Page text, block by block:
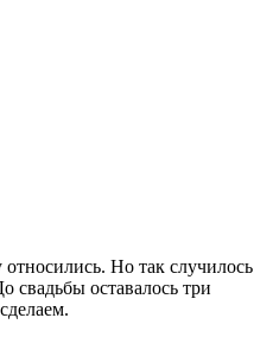
Но так случилось
свадьбы оставалось три